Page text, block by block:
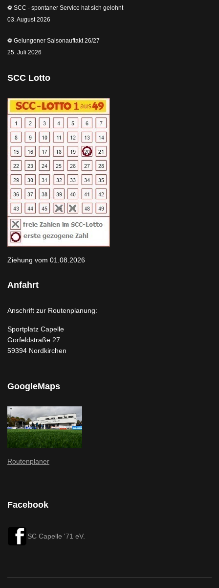
⚽️ SCC - spontaner Service hat sich gelohnt
03. August 2026
⚽️ Gelungener Saisonauftakt 26/27
25. Juli 2026
SCC Lotto
Ziehung vom 01.08.2026
Anfahrt
Anschrift zur Routenplanung:
Sportplatz Capelle
Gorfeldstraße 27
59394 Nordkirchen
GoogleMaps
Routenplaner
Facebook
SC Capelle '71 eV.